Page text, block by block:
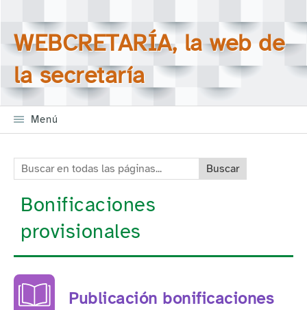
Saltar la navegación
Buscar en todas las
páginas
WEBCRETARÍA, la web de
la secretaría
Menú
Buscar en todas las páginas:
Bonificaciones
provisionales
Publicación bonificaciones